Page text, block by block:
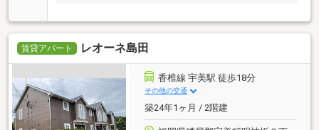
賃貸アパート レオーネ島田
香椎線 宇美駅 徒歩18分
その他の交通
築24年1ヶ月 / 2階建